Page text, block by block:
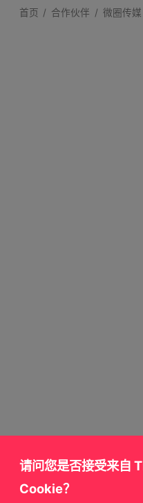
首页 合作伙伴 微圈传
请问您是否接受来自
Cookie？